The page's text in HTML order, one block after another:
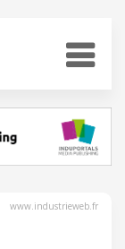
www.industrieweb.fr